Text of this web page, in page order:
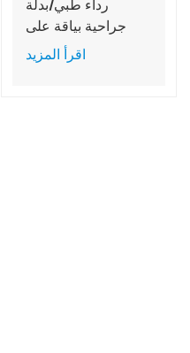
رداء طبي/بدلة
جراحية بياقة على
شكل حرف V
للاستخدام في
اقرأ المزيد